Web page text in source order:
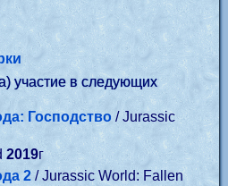
участие в следующих
Господство / Jurassic
2019г
2/ Jurassic World: Fallen